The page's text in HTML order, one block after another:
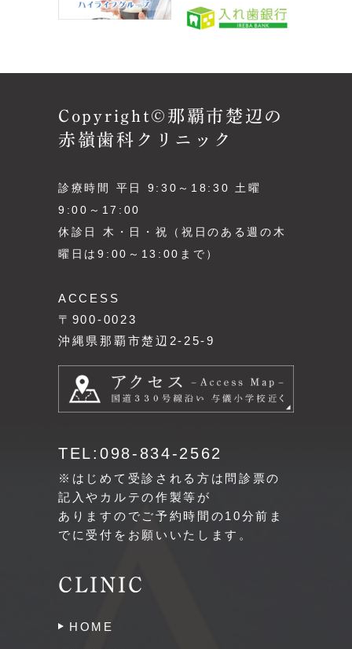
Copyright©那覇市楚辺の
赤嶺歯科クリニック
診療時間 平日 9:30～18:30 土曜
9:00～17:00
休診日 木・日・祝（祝日のある週の木
曜日は9:00～13:00まで）
ACCESS
〒900-0023
沖縄県那覇市楚辺2-25-9
TEL:098-834-2562
※はじめて受診される方は問診票の
記入やカルテの作製等が
ありますのでご予約時間の10分前ま
でに受付をお願いいたします。
CLINIC
HOME